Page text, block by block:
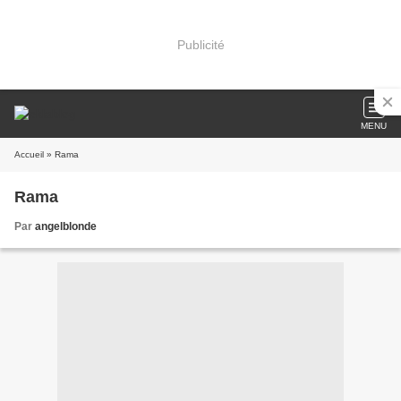
Publicité
MENU
Accueil » Rama
Rama
Par angelblonde